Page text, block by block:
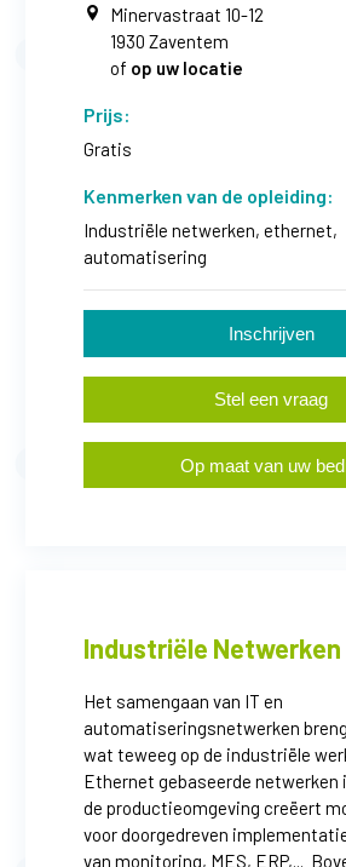
Minervastraat 10-12
1930 Zaventem
of op uw locatie
Prijs:
Gratis
Kenmerken van de opleiding:
Industriële netwerken, ethernet,
automatisering
Inschrijven
Stel een vraag
Op maat van uw
Industriële Netwerken
Het samengaan van IT en
automatiseringsnetwerken
wat teweeg op de industriële
Ethernet gebaseerde netwerken
de productieomgeving creëert
voor doorgedreven
van monitoring, MES, ERP,...